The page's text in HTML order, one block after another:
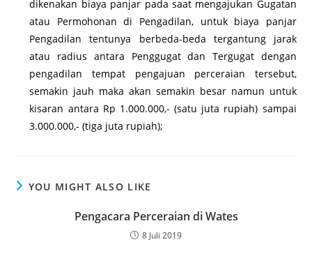
dikenakan biaya panjar pada saat mengajukan Gugatan
atau Permohonan di Pengadilan, untuk biaya panjar
Pengadilan tentunya berbeda-beda tergantung jarak
atau radius antara Penggugat dan Tergugat dengan
pengadilan tempat pengajuan perceraian tersebut,
semakin jauh maka akan semakin besar namun untuk
kisaran antara Rp 1.000.000,- (satu juta rupiah) sampai
3.000.000,- (tiga juta rupiah);
YOU MIGHT ALSO LIKE
Pengacara Perceraian di Wates
8 Juli 2019